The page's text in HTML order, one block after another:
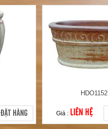
ĐẶT HÀNG
HDO1152
Giá : LIÊN HỆ